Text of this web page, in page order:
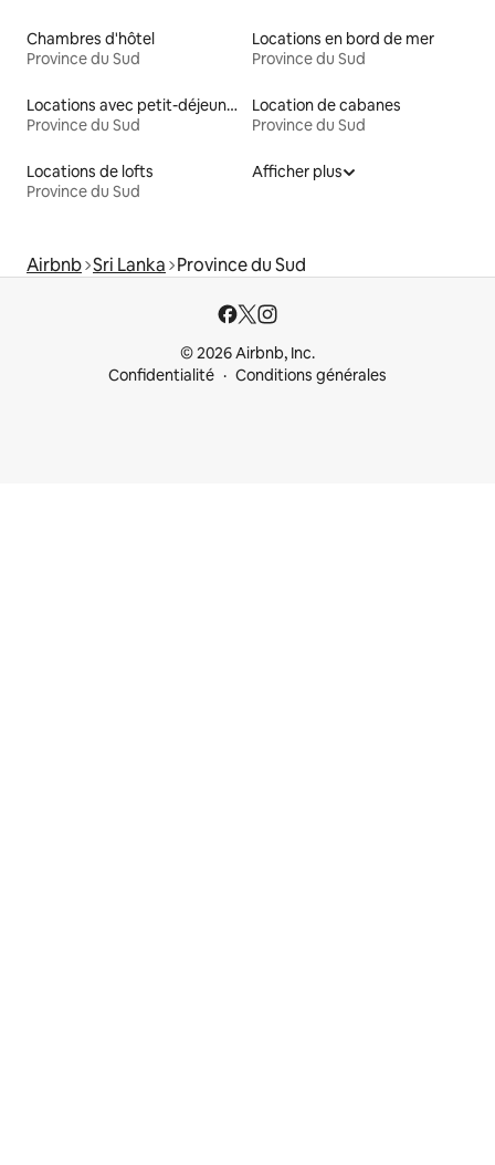
Chambres d'hôtel
Province du Sud
Locations en bord de mer
Province du Sud
Locations avec petit-déjeuner
Province du Sud
Location de cabanes
Province du Sud
Locations de lofts
Province du Sud
Afficher plus
Airbnb Sri Lanka Province du Sud
© 2026 Airbnb, Inc.
Confidentialité
Conditions générales